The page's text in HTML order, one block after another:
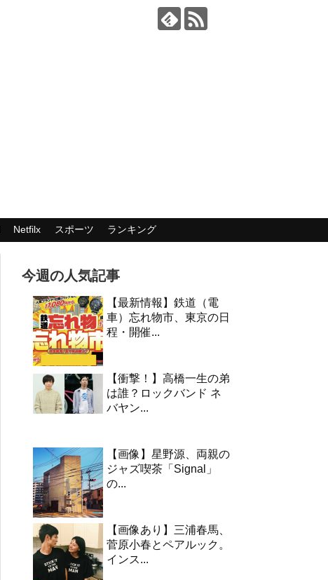
Netfilx スポーツ ランキング
今週の人気記事
【最新情報】鉄道（電
車）忘れ物市、東京の日
程・開催...
【衝撃！】高橋一生の弟
は誰？ロックバンド ネ
バヤン...
【画像】星野源、両親の
ジャズ喫茶「Signal」
の...
【画像あり】三浦春馬、
菅原小春とペアルック。
インス...